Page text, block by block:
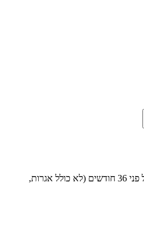
עלות חודשית הוצאות חודשית על פני 36 חודשים (לא כולל אגרות,